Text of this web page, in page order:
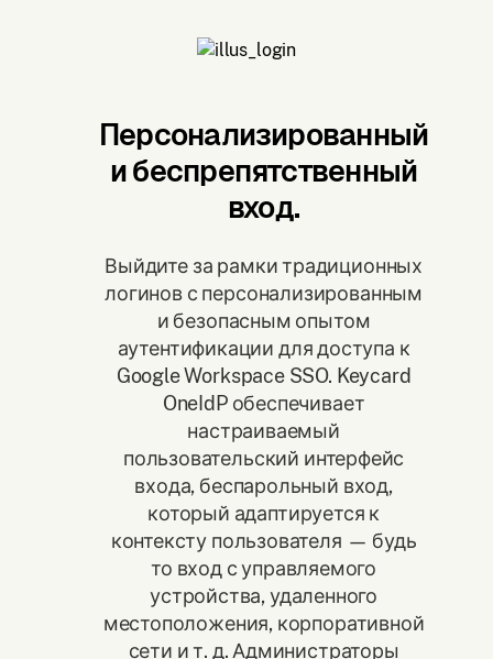
Персонализированный
и беспрепятственный
вход.
Выйдите за рамки традиционных
логинов с персонализированным
и безопасным опытом
аутентификации для доступа к
Google Workspace SSO. Keycard
OneIdP обеспечивает
настраиваемый
пользовательский интерфейс
входа, беспарольный вход,
который адаптируется к
контексту пользователя — будь
то вход с управляемого
устройства, удаленного
местоположения, корпоративной
сети и т. д. Администраторы